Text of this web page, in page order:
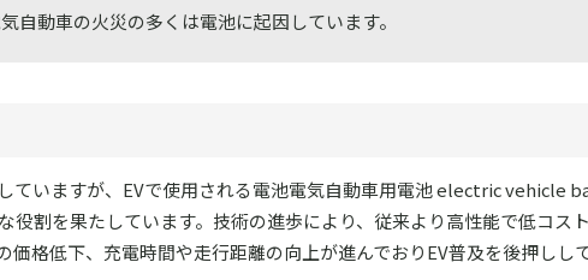
自動車の火災の多くは電池に起因しています。
ていますが、EVで使用される電池電気自動車用電池 electric vehicle
役割を果たしています。技術の進歩により、従来より高性能で低コス
格低下、充電時間や走行距離の向上が進んでおりEV普及を後押しして